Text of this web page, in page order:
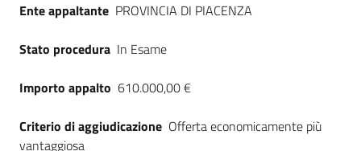
Ente appaltante PROVINCIA DI PIACENZA
Stato procedura In Esame
Importo appalto 610.000,00 €
Criterio di aggiudicazione Offerta economicamente più
vantaggiosa